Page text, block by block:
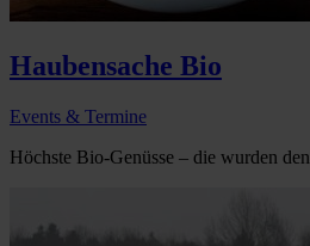
Haubensache Bio
Events & Termine
Höchste Bio-Genüsse – die wurden